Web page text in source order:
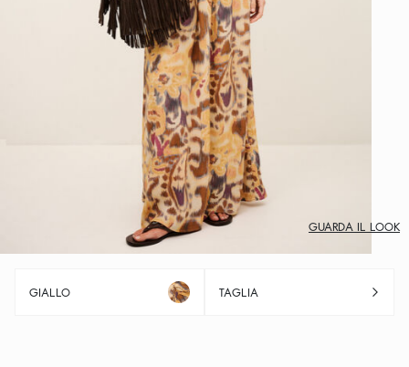
GUARDA IL LOOK
GIALLO TAGLIA